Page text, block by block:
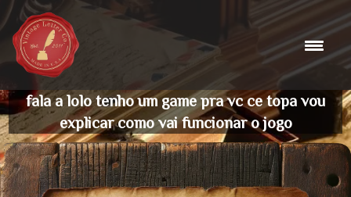
Skip
to
content
fala a lolo tenho um game pra vc ce topa vou
explicar como vai funcionar o jogo